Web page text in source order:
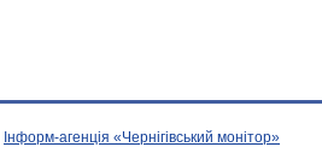
Інформ-агенція «Чернігівський монітор»